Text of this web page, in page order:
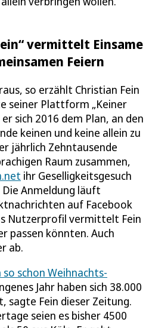
vermittelt Einsame
Feiern
so erzählt Christian Fein
seiner Plattform „Keiner
sich 2016 dem Plan, an den
keinen und keine allein zu
jährlich Zehntausende
Raum zusammen,
ihr Geselligkeitsgesuch
Anmeldung läuft
auf Facebook
Nutzerprofil vermittelt Fein
passen könnten. Auch
ab.
schon Weihnachts-
Jahr haben sich 38.000
sagte Fein dieser Zeitung.
seien es bisher 4500